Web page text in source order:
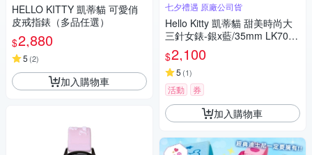
HELLO KITTY 凱蒂貓 可愛俏
皮戒指錶（多品任選）
$2,880
5 (2)
加入購物車
七夕禮遇 原廠公司貨
Hello Kitty 凱蒂貓 甜美時尚大
三針女錶-銀x藍/35mm LK703L
WNA 七夕寵愛季 送禮推薦
$2,100
5 (1)
活動 券
加入購物車